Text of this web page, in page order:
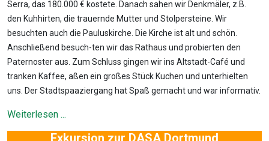
Serra, das 180.000 € kostete. Danach sahen wir Denkmäler, z.B.
den Kuhhirten, die trauernde Mutter und Stolpersteine. Wir
besuchten auch die Pauluskirche. Die Kirche ist alt und schön.
Anschließend besuch-ten wir das Rathaus und probierten den
Paternoster aus. Zum Schluss gingen wir ins Altstadt-Café und
tranken Kaffee, aßen ein großes Stück Kuchen und unterhielten
uns. Der Stadtspaaziergang hat Spaß gemacht und war informativ.
Weiterlesen ...
Exkursion zur DASA Dortmund